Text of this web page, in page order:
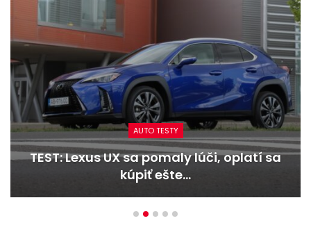
AUTO TESTY
TEST: Lexus UX sa pomaly lúči, oplatí sa
kúpiť ešte…